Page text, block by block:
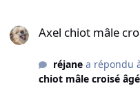
Axel chiot mâle
réjanea répondu
chiot mâle croisé